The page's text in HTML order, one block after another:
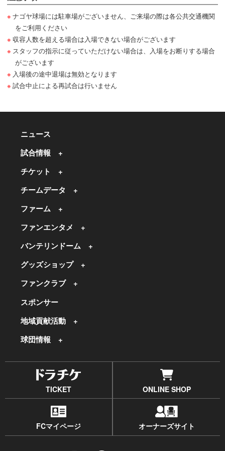
ナゴヤ球場には駐車場がございません、ご来場の際は各公共交通機関
をご利用ください
収容人数を超える場合は入場できない場合がございます
スタッフの指示に従っていただけない場合は、入場をお断りする場合
がございます
入場後の途中退場は無効となります
試合中止による再試合は行いません
ニュース
試合情報
チケット
チームデータ
ファーム
ファンエンタメ
バンテリンドーム
グッズショップ
ファンクラブ
スポンサー
地域貢献活動
球団情報
TICKET ONLINE SHOP
FCマイページ オーナーズサイト